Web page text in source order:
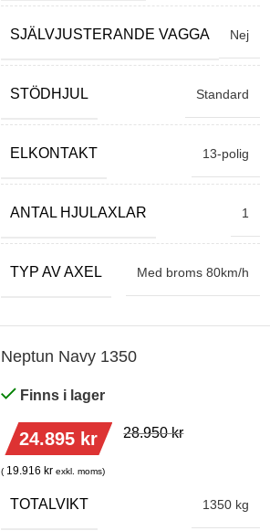
SJÄLVJUSTERANDE VAGGA Nej
STÖDHJUL Standard
ELKONTAKT 13-polig
ANTAL HJULAXLAR 1
TYP AV AXEL Med broms 80km/h
Neptun Navy 1350
Finns i lager
24.895 kr 28.950kr
( 19.916 kr exkl. moms)
TOTALVIKT 1350 kg